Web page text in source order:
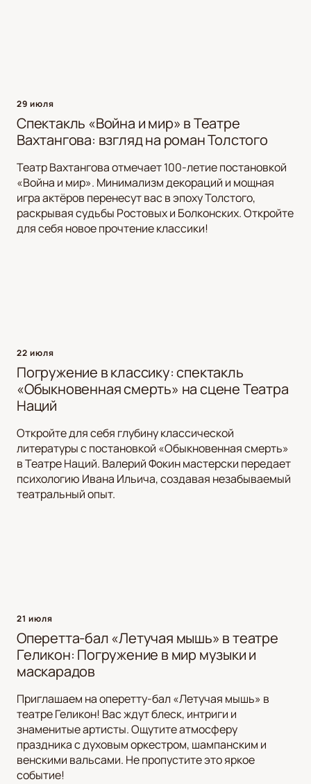
29 июля
Спектакль «Война и мир» в Театре
Вахтангова: взгляд на роман Толстого
Театр Вахтангова отмечает 100-летие постановкой
«Война и мир». Минимализм декораций и мощная
игра актёров перенесут вас в эпоху Толстого,
раскрывая судьбы Ростовых и Болконских. Откройте
для себя новое прочтение классики!
22 июля
Погружение в классику: спектакль
«Обыкновенная смерть» на сцене Театра
Наций
Откройте для себя глубину классической
литературы с постановкой «Обыкновенная смерть»
в Театре Наций. Валерий Фокин мастерски передает
психологию Ивана Ильича, создавая незабываемый
театральный опыт.
21 июля
Оперетта-бал «Летучая мышь» в театре
Геликон: Погружение в мир музыки и
маскарадов
Приглашаем на оперетту-бал «Летучая мышь» в
театре Геликон! Вас ждут блеск, интриги и
знаменитые артисты. Ощутите атмосферу
праздника с духовым оркестром, шампанским и
венскими вальсами. Не пропустите это яркое
событие!